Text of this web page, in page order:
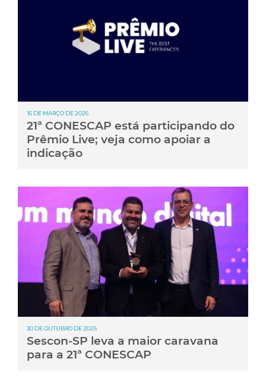
16 DE MARÇO DE 2026
21ª CONESCAP está participando do
Prêmio Live; veja como apoiar a
indicação
30 DE OUTUBRO DE 2025
Sescon-SP leva a maior caravana
para a 21ª CONESCAP